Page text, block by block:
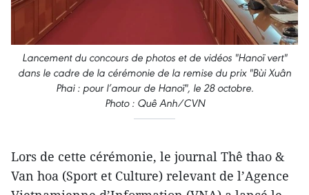
Lancement du concours de photos et de vidéos "Hanoï vert"
dans le cadre de la cérémonie de la remise du prix "Bùi Xuân
Phai : pour l’amour de Hanoï", le 28 octobre.
Photo : Quê Anh/CVN
Lors de cette cérémonie, le journal Thê thao &
Van hoa (Sport et Culture) relevant de l’Agence